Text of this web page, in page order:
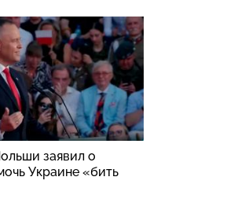
заявил о
Украине «бить